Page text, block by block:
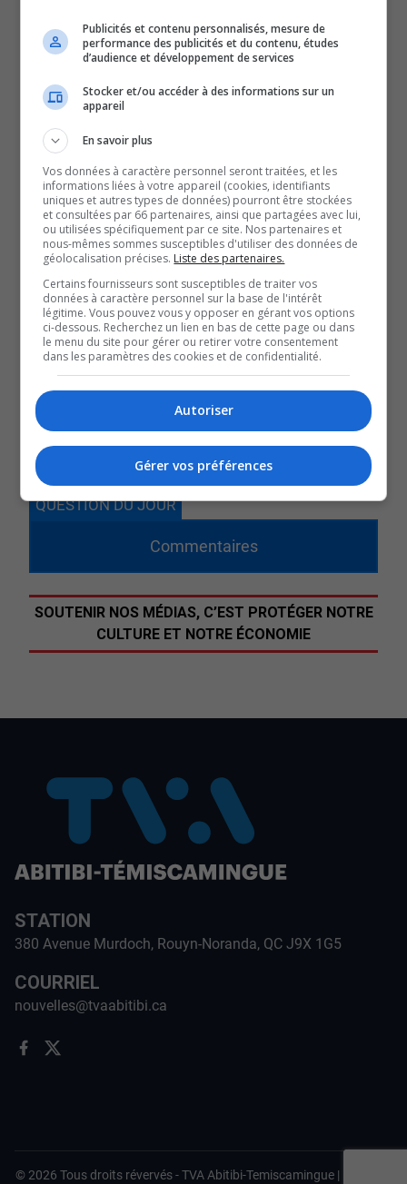
nouvelle directrice générale
du Centre de services
scolaire de Rouyn-Noranda
pour Anne-Frédérique
Karsenti.
Celle qui a autrefois occupé le poste de directrice des
services éducatifs planifie de mettre beaucoup l’accent
sur la réussite scolaire.
Elle souhaite que le taux de diplomation soit plus élevé
et espère que chaque élève puisse développer leur
potentiel et aspiration selon leur niveau.
D’autres projets sont également sur la table.
QUESTION DU JOUR
Commentaires
SOUTENIR NOS MÉDIAS, C’EST PROTÉGER NOTRE
CULTURE ET NOTRE ÉCONOMIE
STATION
380 Avenue Murdoch, Rouyn-Noranda, QC J9X 1G5
COURRIEL
nouvelles@tvaabitibi.ca
© 2026 Tous droits révervés -TVA Abitibi-Temiscamingue |
Publicités et contenu personnalisés, mesure de
performance des publicités et du contenu, études
d’audience et développement de services
Stocker et/ou accéder à des informations sur un
appareil
En savoir plus
Vos données à caractère personnel seront traitées, et les
informations liées à votre appareil (cookies, identifiants
uniques et autres types de données) pourront être stockées
et consultées par 66 partenaires, ainsi que partagées avec lui,
ou utilisées spécifiquement par ce site. Nos partenaires et
nous-mêmes sommes susceptibles d'utiliser des données de
géolocalisation précises. Liste des partenaires.
Certains fournisseurs sont susceptibles de traiter vos
données à caractère personnel sur la base de l'intérêt
légitime. Vous pouvez vous y opposer en gérant vos options
ci-dessous. Recherchez un lien en bas de cette page ou dans
le menu du site pour gérer ou retirer votre consentement
dans les paramètres des cookies et de confidentialité.
Autoriser
Gérer vos préférences